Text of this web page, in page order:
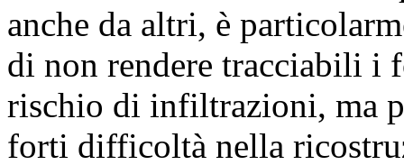
anche da altri, è
di non rendere tracciabili i
rischio di infiltrazioni, ma
forti difficoltà nella